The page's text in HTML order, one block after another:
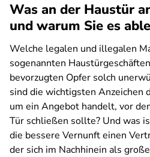
Was an der Haustür
und warum Sie es
Welche legalen und illegalen
sogenannten
bevorzugten Opfer solch
sind die wichtigsten Anzeichen
um ein Angebot handelt, vor
Tür schließen sollte? Und was
die bessere Vernunft einen
der sich im Nachhinein als